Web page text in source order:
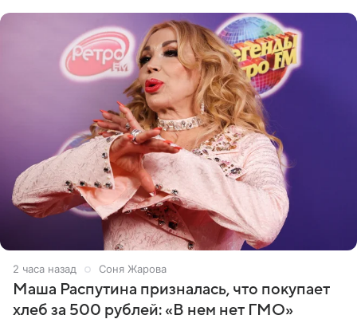
2 часа назад Соня Жарова
Маша Распутина призналась, что покупает
хлеб за 500 рублей: «В нем нет ГМО»